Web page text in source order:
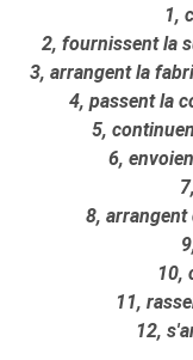
1,
2, fournissent la
3, arrangent la
4, passent la
5,
6,
8, arrangent
10,
11,
12,